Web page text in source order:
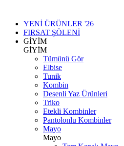
YENİ ÜRÜNLER '26
FIRSAT ŞÖLENİ
GİYİM
GİYİM
Tümünü Gör
Elbise
Tunik
Kombin
Desenli Yaz Ürünleri
Triko
Etekli Kombinler
Pantolonlu Kombinler
Mayo
Mayo